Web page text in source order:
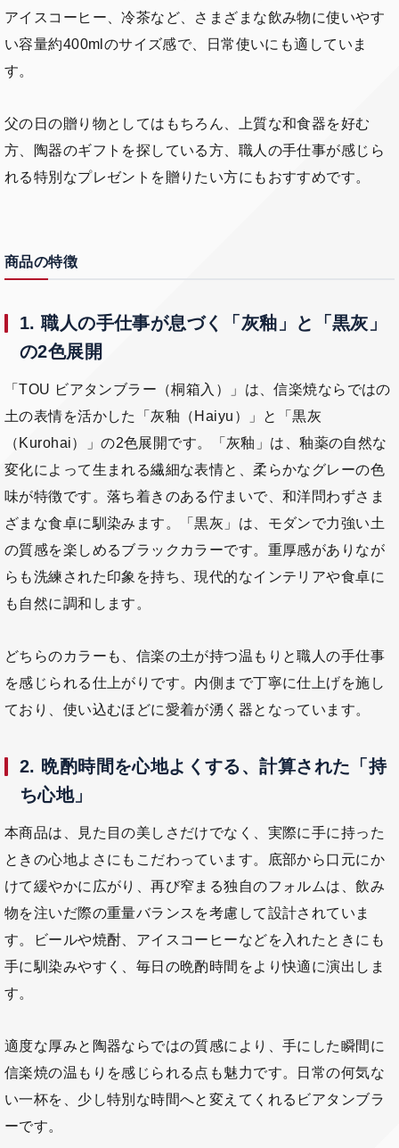
アイスコーヒー、冷茶など、さまざまな飲み物に使いやす
い容量約400mlのサイズ感で、日常使いにも適していま
す。
父の日の贈り物としてはもちろん、上質な和食器を好む
方、陶器のギフトを探している方、職人の手仕事が感じら
れる特別なプレゼントを贈りたい方にもおすすめです。
商品の特徴
1. 職人の手仕事が息づく「灰釉」と「黒灰」
の2色展開
「TOU ビアタンブラー（桐箱入）」は、信楽焼ならではの
土の表情を活かした「灰釉（Haiyu）」と「黒灰
（Kurohai）」の2色展開です。「灰釉」は、釉薬の自然な
変化によって生まれる繊細な表情と、柔らかなグレーの色
味が特徴です。落ち着きのある佇まいで、和洋問わずさま
ざまな食卓に馴染みます。「黒灰」は、モダンで力強い土
の質感を楽しめるブラックカラーです。重厚感がありなが
らも洗練された印象を持ち、現代的なインテリアや食卓に
も自然に調和します。
どちらのカラーも、信楽の土が持つ温もりと職人の手仕事
を感じられる仕上がりです。内側まで丁寧に仕上げを施し
ており、使い込むほどに愛着が湧く器となっています。
2. 晩酌時間を心地よくする、計算された「持
ち心地」
本商品は、見た目の美しさだけでなく、実際に手に持った
ときの心地よさにもこだわっています。底部から口元にか
けて緩やかに広がり、再び窄まる独自のフォルムは、飲み
物を注いだ際の重量バランスを考慮して設計されていま
す。ビールや焼酎、アイスコーヒーなどを入れたときにも
手に馴染みやすく、毎日の晩酌時間をより快適に演出しま
す。
適度な厚みと陶器ならではの質感により、手にした瞬間に
信楽焼の温もりを感じられる点も魅力です。日常の何気な
い一杯を、少し特別な時間へと変えてくれるビアタンブラ
ーです。